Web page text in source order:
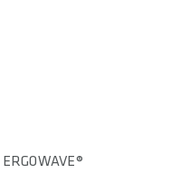
ERGOWAVE®